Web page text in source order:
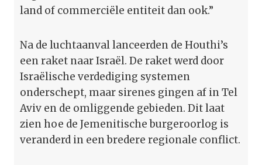
land of commerciële entiteit dan ook.”
Na de luchtaanval lanceerden de Houthi’s
een raket naar Israël. De raket werd door
Israëlische verdediging systemen
onderschept, maar sirenes gingen af in Tel
Aviv en de omliggende gebieden. Dit laat
zien hoe de Jemenitische burgeroorlog is
veranderd in een bredere regionale conflict.